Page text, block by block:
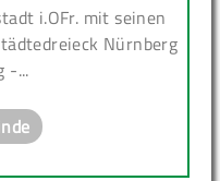
i.OFr. mit seinen
Nürnberg
-...